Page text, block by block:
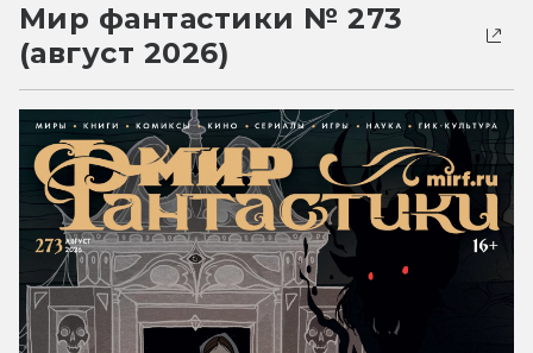
Мир фантастики № 273
(август 2026)